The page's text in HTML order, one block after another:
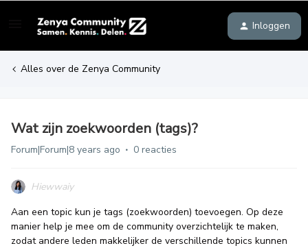
Inloggen
Alles over de Zenya Community
Wat zijn zoekwoorden (tags)?
Forum|Forum|8 years ago 0 reacties
Hiewwaiy
Aan een topic kun je tags (zoekwoorden) toevoegen. Op deze
manier help je mee om de community overzichtelijk te maken,
zodat andere leden makkelijker de verschillende topics kunnen